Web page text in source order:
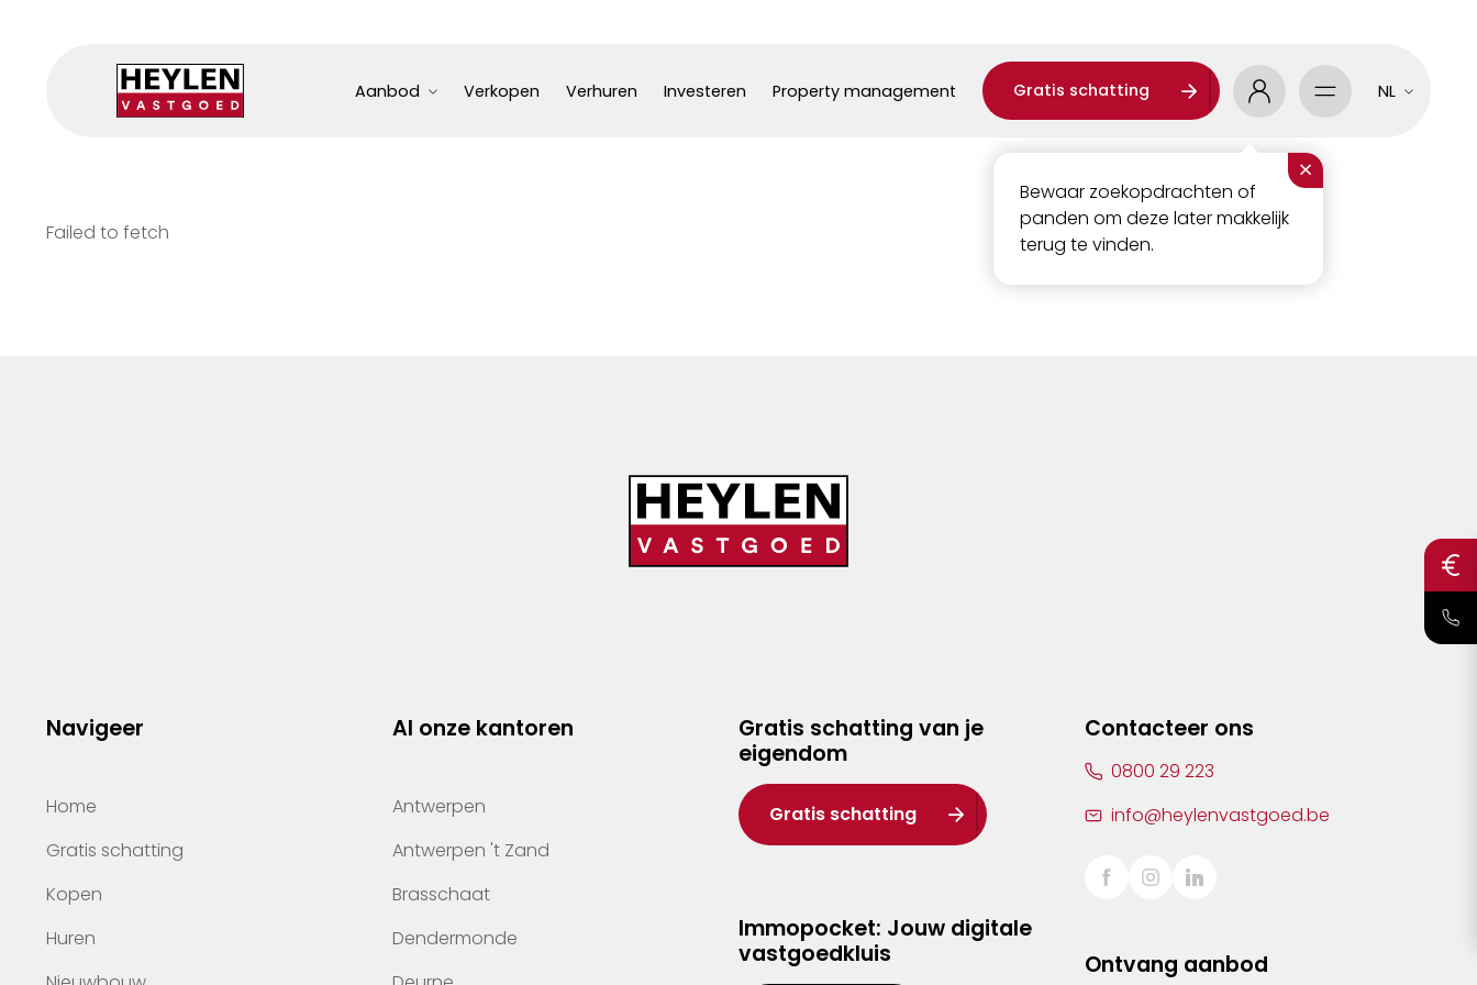
Aanbod Verkopen Verhuren Investeren Property management Gratis schatting
×
Bewaar zoekopdrachten of
panden om deze later makkelijk
terug te vinden.
NL
Failed to fetch
Navigeer
Home
Gratis schatting
Kopen
Huren
Al onze kantoren
Antwerpen
Antwerpen 't Zand
Brasschaat
Dendermonde
Gratis schatting van je
eigendom
Gratis schatting
Immopocket: Jouw digitale
vastgoedkluis
Contacteer ons
0800 29 223
info@heylenvastgoed.be
Ontvang aanbod